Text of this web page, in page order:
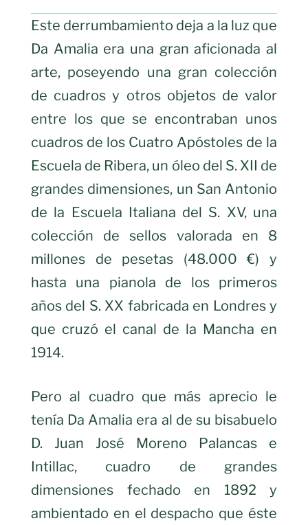
Este derrumbamiento deja a la luz que
Da Amalia era una gran aficionada al
arte, poseyendo una gran colección
de cuadros y otros objetos de valor
entre los que se encontraban unos
cuadros de los Cuatro Apóstoles de la
Escuela de Ribera, un óleo del S. XII de
grandes dimensiones, un San Antonio
de la Escuela Italiana del S. XV, una
colección de sellos valorada en 8
millones de pesetas (48.000 €) y
hasta una pianola de los primeros
años del S. XX fabricada en Londres y
que cruzó el canal de la Mancha en
1914.
Pero al cuadro que más aprecio le
tenía Da Amalia era al de su bisabuelo
D. Juan José Moreno Palancas e
Intillac, cuadro de grandes
dimensiones fechado en 1892 y
ambientado en el despacho que éste